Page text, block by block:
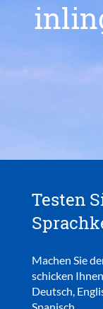
Testen
Machen Sie
schicken
Deutsch,